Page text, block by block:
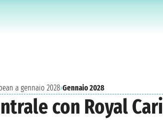
a gennaio 2028›Gennaio 2028
con Royal